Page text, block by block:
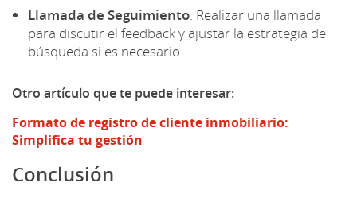
Llamada de Seguimiento: Realizar una llamada
para discutir el feedback y ajustar la estrategia de
búsqueda si es necesario.
Otro artículo que te puede interesar:
Formato de registro de cliente inmobiliario:
Simplifica tu gestión
Conclusión